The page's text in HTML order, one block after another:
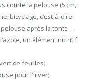
courte la pelouse (5 cm,
c’est-à-dire
après la tonte –
un élément nutritif
de feuilles;
pour l’hiver;